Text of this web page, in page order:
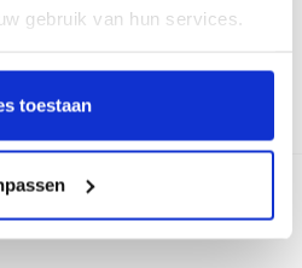
gebruik van hun services.
toestaan